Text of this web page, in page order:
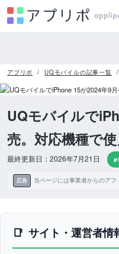
アプリポ UQモバイルの記事一覧
UQモバイルで
売。対応機種で使
最終更新日：2026年7月21日
広告 当ページには事業者からのアフ
サイト・運営者情